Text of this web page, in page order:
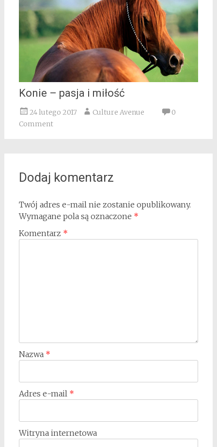
Konie – pasja i miłość
24 lutego 2017 Culture Avenue
0
Comment
Dodaj komentarz
Twój adres e-mail nie zostanie opublikowany.
Wymagane pola są oznaczone *
Komentarz *
Nazwa *
Adres e-mail *
Witryna internetowa